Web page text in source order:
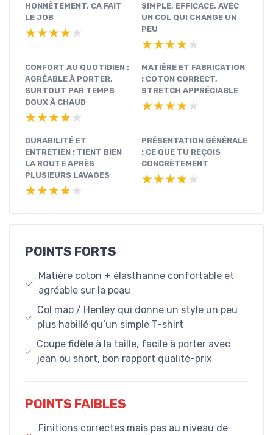
HONNÊTEMENT, ÇA FAIT
LE JOB
★★★★★
★★★★★
SIMPLE, EFFICACE, AVEC
UN COL QUI CHANGE UN
PEU
★★★★★
★★★★★
CONFORT AU QUOTIDIEN :
AGRÉABLE À PORTER,
SURTOUT PAR TEMPS
DOUX À CHAUD
★★★★★
★★★★★
MATIÈRE ET FABRICATION
: COTON CORRECT,
STRETCH APPRÉCIABLE
★★★★★
★★★★★
DURABILITÉ ET
ENTRETIEN : TIENT BIEN
LA ROUTE APRÈS
PLUSIEURS LAVAGES
★★★★★
★★★★★
PRÉSENTATION GÉNÉRALE
: CE QUE TU REÇOIS
CONCRÈTEMENT
★★★★★
★★★★★
POINTS FORTS
Matière coton + élasthanne confortable et
agréable sur la peau
Col mao / Henley qui donne un style un peu
plus habillé qu’un simple T-shirt
Coupe fidèle à la taille, facile à porter avec
jean ou short, bon rapport qualité-prix
POINTS FAIBLES
Finitions correctes mais pas au niveau de